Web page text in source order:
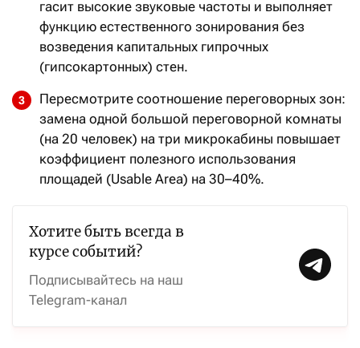
гасит высокие звуковые частоты и выполняет
функцию естественного зонирования без
возведения капитальных гипрочных
(гипсокартонных) стен.
Пересмотрите соотношение переговорных зон:
замена одной большой переговорной комнаты
(на 20 человек) на три микрокабины повышает
коэффициент полезного использования
площадей (Usable Area) на 30–40%.
Хотите быть всегда в
курсе событий?
Подписывайтесь на наш
Telegram-канал